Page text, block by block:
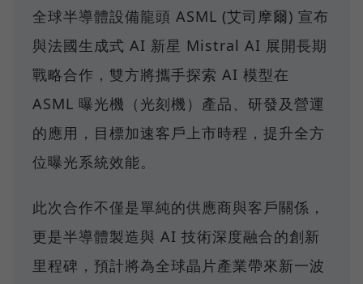
全球半導體設備龍頭 ASML (艾司摩爾) 宣布
與法國生成式 AI 新星 Mistral AI 展開長期
戰略合作，雙方將攜手探索 AI 模型在
ASML 曝光機（光刻機）產品、研發及營運
的應用，目標加速客戶上市時程，提升全方
位曝光系統效能。
此次合作不僅是單純的供應商與客戶關係，
更是半導體製造與 AI 技術深度融合的創新
里程碑，預計將為全球晶片產業帶來新一波